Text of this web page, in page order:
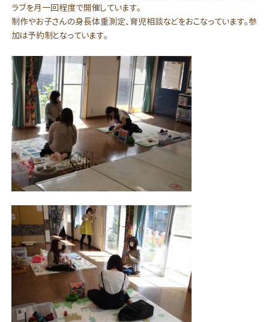
ラブを月一回程度で開催しています。
制作やお子さんの身長体重測定、育児相談などをおこなっています。参
加は予約制となっています。